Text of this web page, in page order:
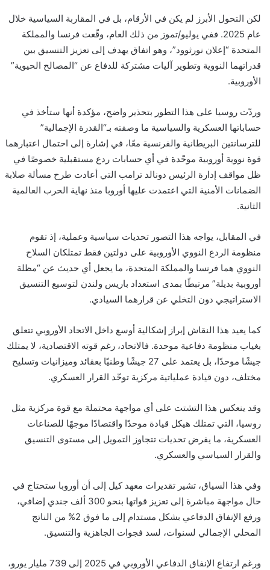
لكن التحول الأبرز لم يكن في الأرقام، بل في المقاربة السياسية خلال
عام 2025. ففي يوليو/تموز من ذلك العام، وقّعت فرنسا والمملكة
المتحدة “إعلان نورثوود”، وهو اتفاق يهدف إلى تعزيز التنسيق بين
قدراتهما النووية وتطوير آليات مشتركة للدفاع عن “المصالح الحيوية”
الأوروبية.
وردّت روسيا على هذا التطور بتحذير واضح، مؤكدة أنها ستأخذ في
حساباتها العسكرية والسياسية ما وصفته بـ“القدرة الإجمالية”
للترسانتين البريطانية والفرنسية معًا، في إشارة إلى احتمال اعتبارهما
قوة نووية أوروبية موحّدة في أي حسابات ردع مستقبلية خصوصًا في
ظل مواقف إدارة الرئيس دونالد ترامب التي أعادت طرح مسألة صلابة
الضمانات الأمنية التي اعتمدت عليها أوروبا منذ نهاية الحرب العالمية
الثانية.
في المقابل، يواجه هذا التصور تحديات سياسية وعملية، إذ تقوم
منظومة الردع النووي الأوروبية على دولتين فقط تمتلكان السلاح
النووي هما فرنسا والمملكة المتحدة، ما يجعل أي حديث عن “مظلة
أوروبية بديلة” مرتبطًا بمدى استعداد باريس ولندن لتوسيع التنسيق
الاستراتيجي دون التخلي عن قرارهما السيادي.
كما يعيد هذا النقاش إبراز إشكالية أوسع داخل الاتحاد الأوروبي تتعلق
بغياب منظومة دفاعية موحدة. فالاتحاد، رغم قوته الاقتصادية، لا يمتلك
جيشًا موحدًا، بل يعتمد على 27 جيشًا وطنيًا بعقائد وميزانيات وتسليح
مختلف، دون قيادة عملياتية مركزية توحّد القرار العسكري.
وقد ينعكس هذا التشتت على أي مواجهة محتملة مع قوة مركزية مثل
روسيا، التي تمتلك هيكل قيادة موحدًا واقتصادًا موجهًا للصناعات
العسكرية، ما يفرض تحديات تتجاوز التمويل إلى مستوى التنسيق
والقرار السياسي والعسكري.
وفي هذا السياق، تشير تقديرات معهد كيل إلى أن أوروبا ستحتاج في
حال مواجهة مباشرة إلى تعزيز قواتها بنحو 300 ألف جندي إضافي،
ورفع الإنفاق الدفاعي بشكل مستدام إلى ما فوق 2% من الناتج
المحلي الإجمالي لسنوات، لسد فجوات الجاهزية والتنسيق.
ورغم ارتفاع الإنفاق الدفاعي الأوروبي في 2025 إلى 739 مليار يورو،